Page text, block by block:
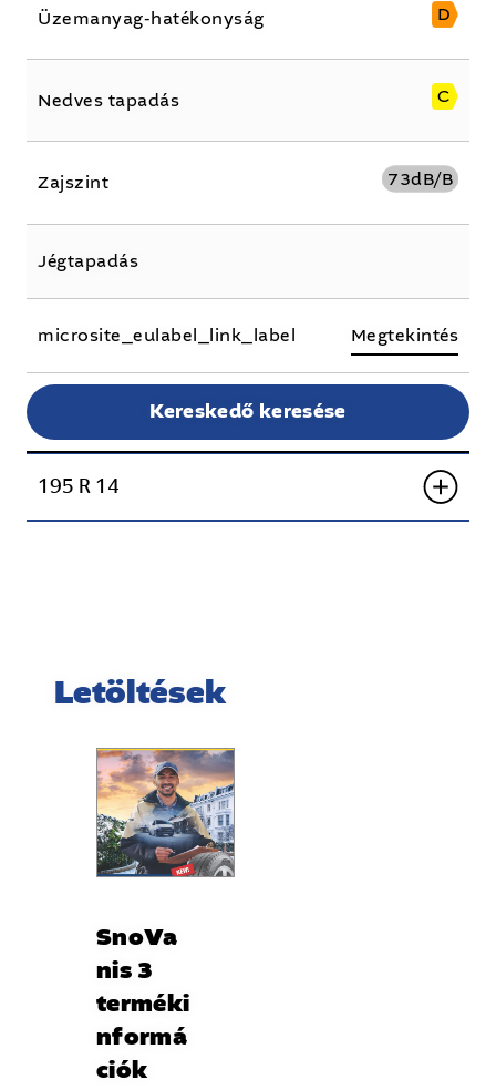
Üzemanyag-hatékonyság D
Nedves tapadás C
Zajszint 73dB/B
Jégtapadás
microsite_eulabel_link_label Megtekintés
Kereskedő keresése
195 R 14
Letöltések
SnoVa
nis 3
terméki
nformá
ciók